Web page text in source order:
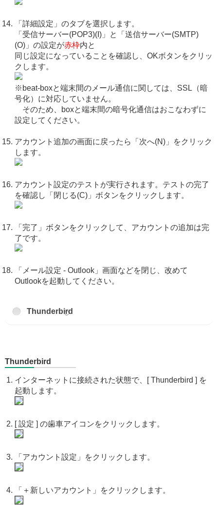
「詳細設定」のタブを選択します。
「受信サーバー(POP3)(I)」と「送信サーバー(SMTP)
(O)」の設定が赤枠内と
同じ設定になっていることを確認し、OKボタンをクリッ
クします。
※beat-boxと端末間のメール通信に関しては、SSL（暗
号化）に対応していません。
そのため、boxと端末間の暗号化通信はおこなわずに
設定してください。
アカウント追加の画面に戻ったら「次へ(N)」をクリック
します。
アカウント設定のテストが実行されます。テストの完了
を確認し「閉じる(C)」ボタンをクリックします。
「完了」ボタンをクリックして、アカウントの追加は完
了です。
「メール設定 - Outlook」画面などを閉じ、改めて
Outlookを起動してください。
Thunderbird
Thunderbird
インターネットに接続された状態で、[ Thunderbird ] を
起動します。
[ 設定 ] の歯車アイコンをクリックします。
「アカウント設定」をクリックします。
「＋新しいアカウント」をクリックします。